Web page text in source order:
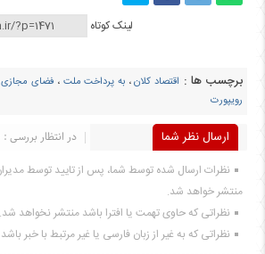
لینک کوتاه
برچسب ها : اقتصاد کلان، به پرداخت ملت ، فضای مجازی
رویپورت
ارسال نظر شما
در انتظار بررسی : 0
نظرات ارسال شده توسط شما، پس از تایید توسط
منتشر خواهد شد.
نظراتی که حاوی تهمت یا افترا باشد منتشر نخواهد شد.
نظراتی که به غیر از زبان فارسی یا غیر مرتبط با خبر